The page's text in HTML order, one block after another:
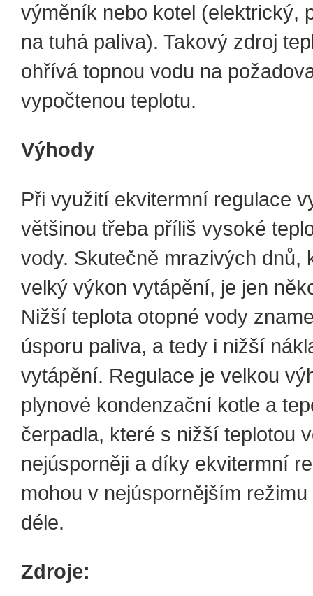
výměník nebo kotel (elektrický,
na tuhá paliva). Takový zdroj
ohřívá topnou vodu na
vypočtenou teplotu.
Výhody
Při využití ekvitermní regulace
většinou třeba příliš vysoké
vody. Skutečně mrazivých dnů,
velký výkon vytápění, je jen
Nižší teplota otopné vody
úsporu paliva, a tedy i nižší
vytápění. Regulace je velkou
plynové kondenzační kotle a
čerpadla, které s nižší teplotou
nejúsporněji a díky ekvitermní
mohou v nejúspornějším
déle.
Zdroje: